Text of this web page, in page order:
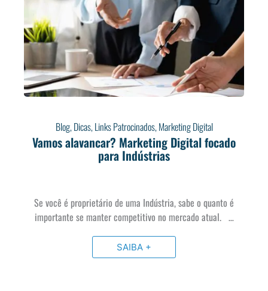
Blog,Dicas,Links Patrocinados,Marketing Digital
Vamos alavancar? Marketing Digital focado
para Indústrias
Se você é proprietário de uma Indústria, sabe o quanto é
importante se manter competitivo no mercado atual. …
SAIBA +